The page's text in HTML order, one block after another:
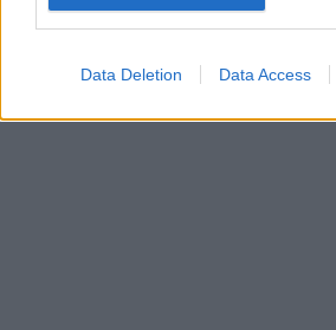
Data Deletion Data Access